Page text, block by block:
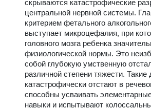
скрываются катастрофические
центральной нервной системы.
критерием фетального
выступает микроцефалия, при
головного мозга ребенка
физиологической нормы. Это
собой глубокую умственную
различной степени тяжести. Такие
катастрофически отстают в
способны усваивать
навыки и испытывают